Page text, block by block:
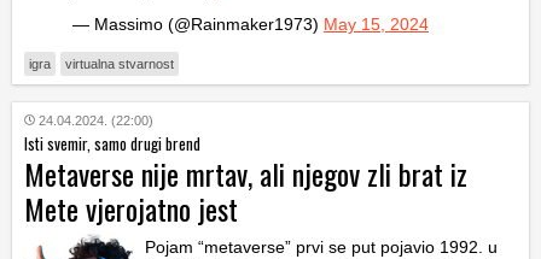
— Massimo (@Rainmaker1973) May 15, 2024
igra virtualna stvarnost
24.04.2024. (22:00)
Isti svemir, samo drugi brend
Metaverse nije mrtav, ali njegov zli brat iz
Mete vjerojatno jest
Pojam “metaverse” prvi se put pojavio 1992. u